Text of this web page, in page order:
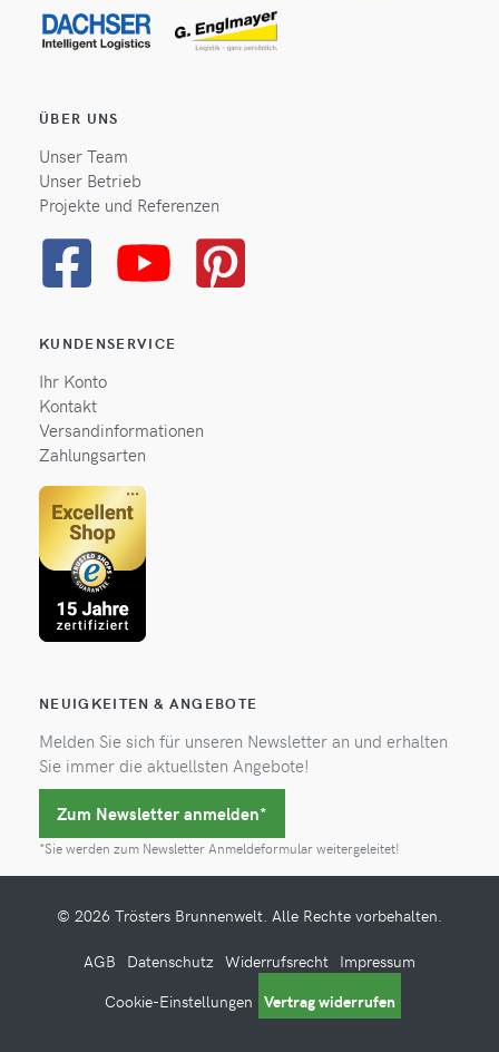
ÜBER UNS
Unser Team
Unser Betrieb
Projekte und Referenzen
KUNDENSERVICE
Ihr Konto
Kontakt
Versandinformationen
Zahlungsarten
NEUIGKEITEN & ANGEBOTE
Melden Sie sich für unseren Newsletter an und erhalten
Sie immer die aktuellsten Angebote!
Zum Newsletter anmelden*
*Sie werden zum Newsletter Anmeldeformular weitergeleitet!
© 2026 Trösters Brunnenwelt. Alle Rechte vorbehalten.
AGB Datenschutz Widerrufsrecht Impressum
Cookie-Einstellungen Vertrag widerrufen